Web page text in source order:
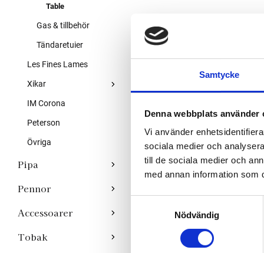
Samtycke
Denna webbplats använder
Vi använder
sociala medier och
till de sociala medier och
med annan information som
Nödvändig
Table
Gas & tillbehör
Tändaretuier
Les Fines Lames
Xikar
IM Corona
Peterson
Övriga
Pipa
Pennor
Accessoarer
Tobak